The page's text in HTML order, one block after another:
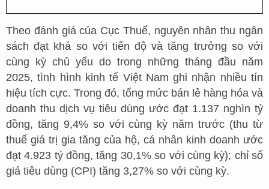
Theo đánh giá của Cục Thuế, nguyên nhân thu ngân
sách đạt khá so với tiến độ và tăng trưởng so với
cùng kỳ chủ yếu do trong những tháng đầu năm
2025, tình hình kinh tế Việt Nam ghi nhận nhiều tín
hiệu tích cực. Trong đó, tổng mức bán lẻ hàng hóa và
doanh thu dịch vụ tiêu dùng ước đạt 1.137 nghìn tỷ
đồng, tăng 9,4% so với cùng kỳ năm trước (thu từ
thuế giá trị gia tăng của hộ, cá nhân kinh doanh ước
đạt 4.923 tỷ đồng, tăng 30,1% so với cùng kỳ); chỉ số
giá tiêu dùng (CPI) tăng 3,27% so với cùng kỳ.